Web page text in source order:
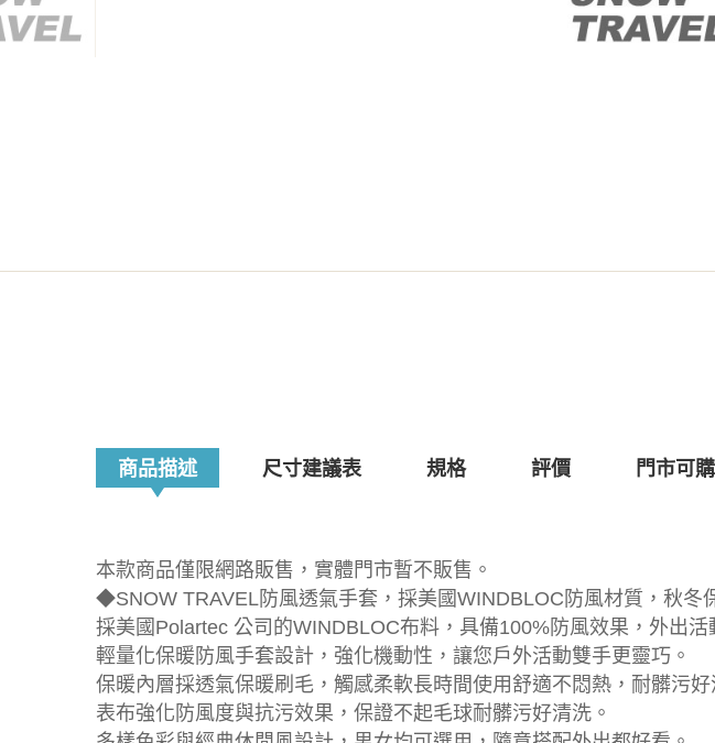
商品描述 尺寸建議表 規格 評價 門市可
本款商品僅限網路販售，實體門市暫不販售。
◆SNOW TRAVEL防風透氣手套，採美國WINDBLOC防風材質，秋冬
採美國Polartec 公司的WINDBLOC布料，具備100%防風效果，外出活
輕量化保暖防風手套設計，強化機動性，讓您戶外活動雙手更靈巧。
保暖內層採透氣保暖刷毛，觸感柔軟長時間使用舒適不悶熱，耐髒污好
表布強化防風度與抗污效果，保證不起毛球耐髒污好清洗。